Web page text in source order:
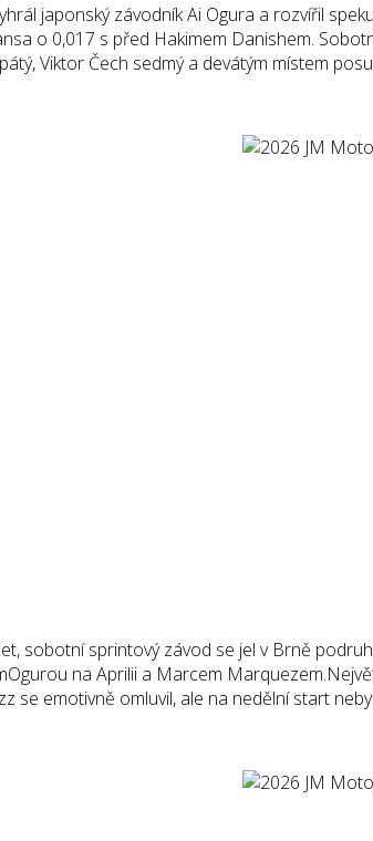
japonský závodník Ai Ogura a rozvířil
o 0,017 s před Hakimem Danishem.
Viktor Čech sedmý a devátým místem
sobotní sprintový závod se jel v Brně
na Aprilii a Marcem
se emotivně omluvil, ale na nedělní start